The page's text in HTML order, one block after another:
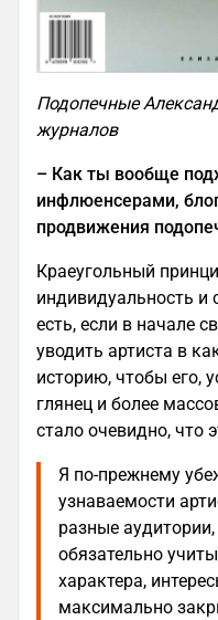
Подопечные
журналов
– Как ты вообще
инфлюенсерами,
продвижения
Краеугольный
индивидуальность и
есть, если в начале
уводить артиста в
историю, чтобы его,
глянец и более
стало очевидно, что
Я по-прежнему
узнаваемости
разные
обязательно
характера,
максимально